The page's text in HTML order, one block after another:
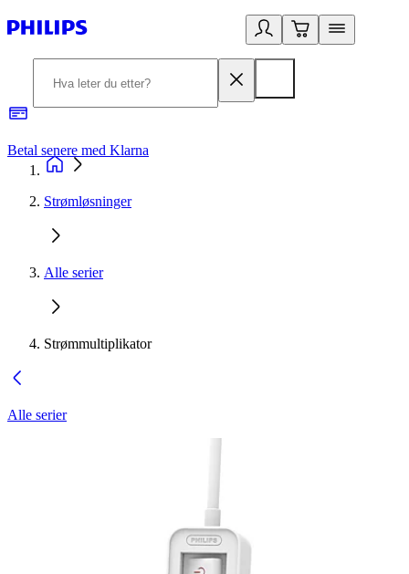
Betal senere med Klarna
Strømløsninger
Alle serier
Strømmultiplikator
Alle serier